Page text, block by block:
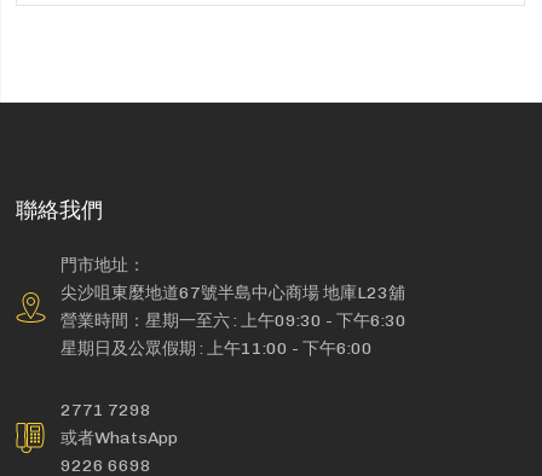
聯絡我們
門市地址：
尖沙咀東麼地道67號半島中心商場 地庫L23舖
營業時間：星期一至六 : 上午09:30 - 下午6:30
星期日及公眾假期 : 上午11:00 - 下午6:00
2771 7298
或者WhatsApp
9226 6698